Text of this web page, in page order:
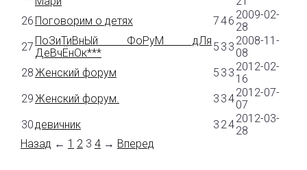
26 Поговорим о детях 746 2009-02-
28
27 ПоЗиТиВнЫй ФоРуМ дЛя
ДеВчЁнОк***
5 3 3 2008-11-
08
28Женский форум 5 3 3 2012-02-
16
29Женский форум. 3 342012-07-
07
30девичник 3 242012-03-
28
Назад ← 1 2 3 4 → Вперед